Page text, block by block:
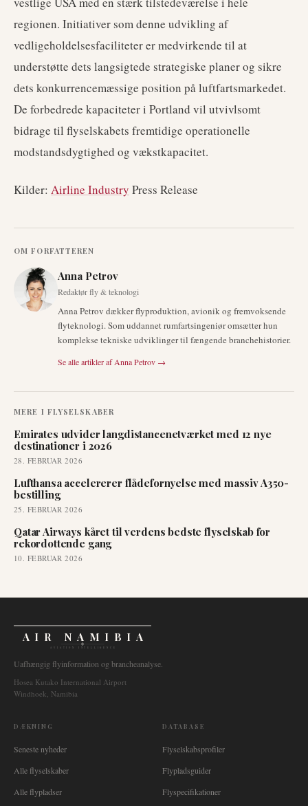
regionen. Initiativer som denne udvikling af
vedligeholdelsesfaciliteter er medvirkende til at
understøtte dets langsigtede strategiske planer og sikre
dets konkurrencemæssige position på luftfartsmarkedet.
De forbedrede kapaciteter i Portland vil utvivlsomt
bidrage til flyselskabets fremtidige operationelle
modstandsdygtighed og vækstkapacitet.
Kilder: Airline Industry Press Release
OM FORFATTEREN
Anna Petrov
Redaktør fly & teknologi
Anna Petrov dækker flyproduktion, avionik og fremvoksende
flyteknologi. Som uddannet rumfartsingeniør omsætter hun
komplekse tekniske udviklinger til fængende branchehistorier.
Se alle artikler af Anna Petrov →
MERE I FLYSELSKABER
Emirates udvider langdistancenetværket med 12 nye
destinationer i 2026
28. FEBRUAR 2026
Lufthansa accelererer flådefornyelse med massiv A350-
bestilling
25. FEBRUAR 2026
Qatar Airways kåret til verdens bedste flyselskab for
rekordottende gang
10. FEBRUAR 2026
AIR NAMIBIA
AVIATION INTELLIGENCE
Uafhængig flyinformation og brancheanalyse.
Hosea Kutako International Airport
Windhoek, Namibia
DÆKNING
Seneste nyheder
Alle flyselskaber
Alle flypladser
DATABASE
Flyselskabsprofiler
Flypladsguider
Flyspecifikationer